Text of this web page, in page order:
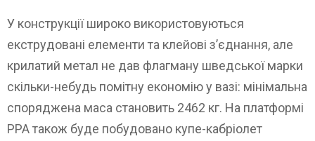
У конструкції широко використовуються
екструдовані елементи та клейові з’єднання, але
крилатий метал не дав флагману шведської марки
скільки-небудь помітну економію у вазі: мінімальна
споряджена маса становить 2462 кг. На платформі
PPA також буде побудовано купе-кабріолет